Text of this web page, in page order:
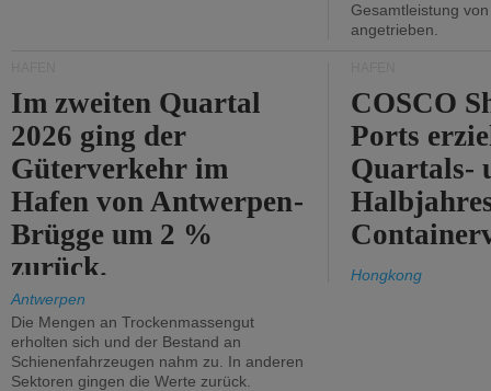
Gesamtleistung
angetrieben.
Im zweiten Quartal
2026 ging der
Güterverkehr im
Hafen von Antwerpen-
Brügge um 2 %
zurück.
Antwerpen
Die Mengen an Trockenmassengut
erholten sich und der Bestand an
Schienenfahrzeugen nahm zu. In anderen
Sektoren gingen die Werte zurück.
COSCO
Ports
Quartals-
Hongkong